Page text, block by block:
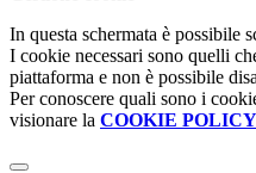
In questa schermata è possibile
I cookie necessari sono quelli
piattaforma e non è possibile
Per conoscere quali sono i
visionare la COOKIE POLICY